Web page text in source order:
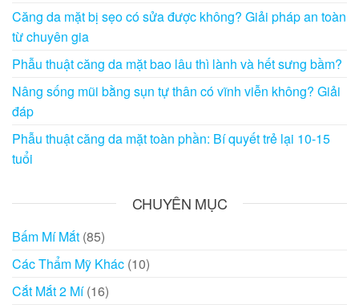
Căng da mặt bị sẹo có sửa được không? Giải pháp an toàn
từ chuyên gia
Phẫu thuật căng da mặt bao lâu thì lành và hết sưng bầm?
Nâng sống mũi bằng sụn tự thân có vĩnh viễn không? Giải
đáp
Phẫu thuật căng da mặt toàn phần: Bí quyết trẻ lại 10-15
tuổi
CHUYÊN MỤC
Bấm Mí Mắt (85)
Các Thẩm Mỹ Khác (10)
Cắt Mắt 2 Mí(16)